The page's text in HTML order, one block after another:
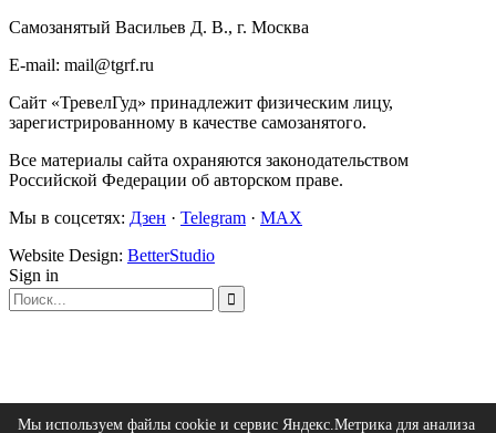
Самозанятый Васильев Д. В., г. Москва
E-mail: mail@tgrf.ru
Сайт «ТревелГуд» принадлежит физическим лицу,
зарегистрированному в качестве самозанятого.
Все материалы сайта охраняются законодательством
Российской Федерации об авторском праве.
Мы в соцсетях: Дзен · Telegram · MAX
Website Design: BetterStudio
Мы используем файлы cookie и сервис Яндекс.Метрика для анализа
Sign in